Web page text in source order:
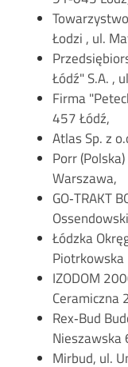
Łodzi , ul.
Łódź" S.A. ,
Firma
457 Łódź,
Atlas Sp. z
Porr
Warszawa,
GO‐TRAKT
Łódzka
IZODOM
Ceramiczna
Rex‐Bud
Nieszawska
Mirbud, ul.